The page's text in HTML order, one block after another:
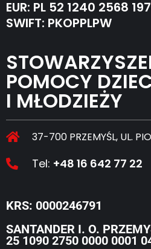
EUR: PL 52 1240 2568
SWIFT: PKOPPLPW
POMOCY
I MŁODZIEŻY
37-700 PRZEMYŚL, UL.
Tel: +48 16 642 77 22
KRS: 0000246791
SANTANDER I. O.
25 1090 2750 0000 0001